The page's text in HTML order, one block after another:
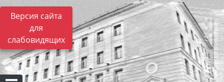
Версия сайта
для
слабовидящих